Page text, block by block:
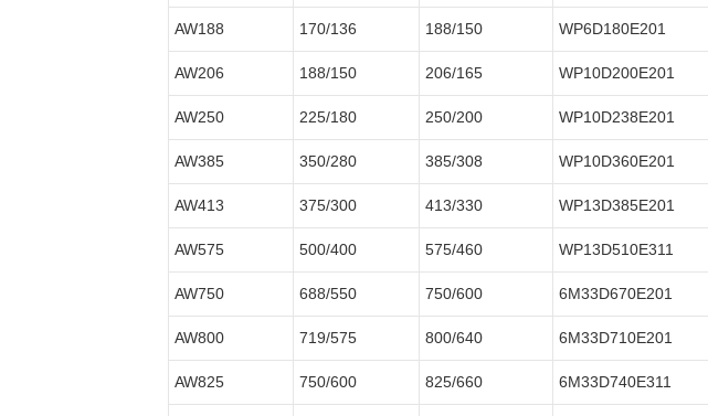
AW188 170/136 188/150 WP6D180E201
AW206 188/150 206/165 WP10D200E201
AW250 225/180 250/200 WP10D238E201
AW385 350/280 385/308 WP10D360E201
AW413 375/300 413/330 WP13D385E201
AW575 500/400 575/460 WP13D510E311
AW750 688/550 750/600 6M33D670E201
AW800 719/575 800/640 6M33D710E201
AW825 750/600 825/660 6M33D740E311